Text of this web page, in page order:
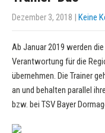
Dezember 3, 2018 | Keine
Ab Januar 2019 werden
Verantwortung für die
übernehmen. Die Trainer
an und behalten parallel
bzw. bei TSV Bayer